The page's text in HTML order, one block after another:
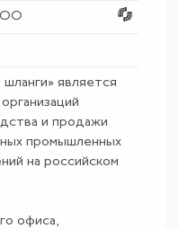
шланги» является
и продажи
промышленных
на российском
офиса,